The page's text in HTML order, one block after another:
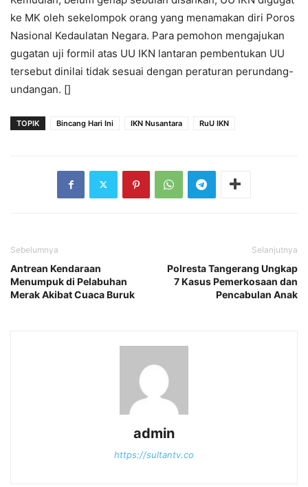
ke MK oleh sekelompok orang yang menamakan diri Poros
Nasional Kedaulatan Negara. Para pemohon mengajukan
gugatan uji formil atas UU IKN lantaran pembentukan UU
tersebut dinilai tidak sesuai dengan peraturan perundang-
undangan. []
TOPIK Bincang Hari Ini IKN Nusantara RuU IKN
Sebelumnya
Antrean Kendaraan
Menumpuk di Pelabuhan
Merak Akibat Cuaca Buruk
Selanjutnya
Polresta Tangerang Ungkap
7 Kasus Pemerkosaan dan
Pencabulan Anak
admin
https://sultantv.co